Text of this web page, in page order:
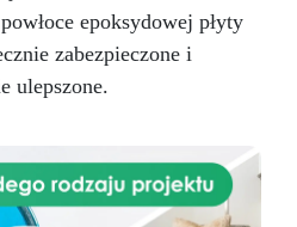
epoksydowej płyty
zabezpieczone i
ulepszone.